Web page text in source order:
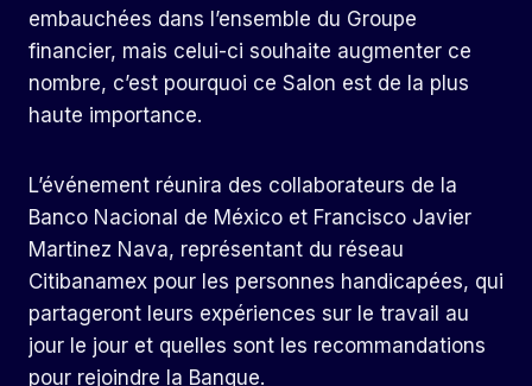
embauchées dans l’ensemble du Groupe
financier, mais celui-ci souhaite augmenter ce
nombre, c’est pourquoi ce Salon est de la plus
haute importance.
L’événement réunira des collaborateurs de la
Banco Nacional de México et Francisco Javier
Martinez Nava, représentant du réseau
Citibanamex pour les personnes handicapées, qui
partageront leurs expériences sur le travail au
jour le jour et quelles sont les recommandations
pour rejoindre la Banque.